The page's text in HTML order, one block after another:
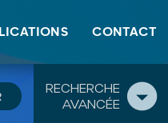
CONTACT
RECHERCHE
AVANCÉE